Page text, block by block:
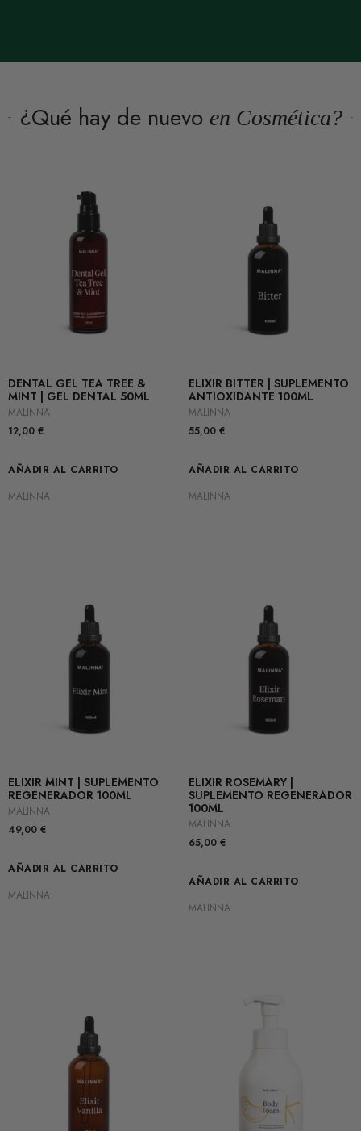
¿Qué hay de nuevo en Cosmética?
DENTAL GEL TEA TREE &
MINT | GEL DENTAL 50ML
MALINNA
12,00 €
AÑADIR AL CARRITO
MALINNA
ELIXIR BITTER | SUPLEMENTO
ANTIOXIDANTE 100ML
MALINNA
55,00 €
AÑADIR AL CARRITO
MALINNA
ELIXIR MINT | SUPLEMENTO
REGENERADOR 100ML
MALINNA
49,00 €
AÑADIR AL CARRITO
MALINNA
ELIXIR ROSEMARY |
SUPLEMENTO REGENERADOR
100ML
MALINNA
65,00 €
AÑADIR AL CARRITO
MALINNA